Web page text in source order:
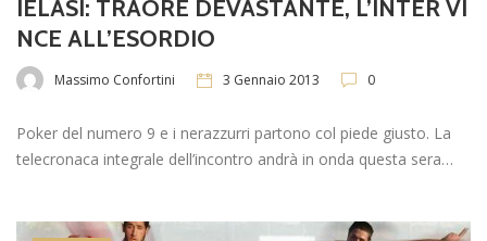
IELASI: TRAORE DEVASTANTE, L’INTER VI
NCE ALL’ESORDIO
Massimo Confortini 3 Gennaio 2013 0
Poker del numero 9 e i nerazzurri partono col piede giusto. La
telecronaca integrale dell’incontro andrà in onda questa sera…